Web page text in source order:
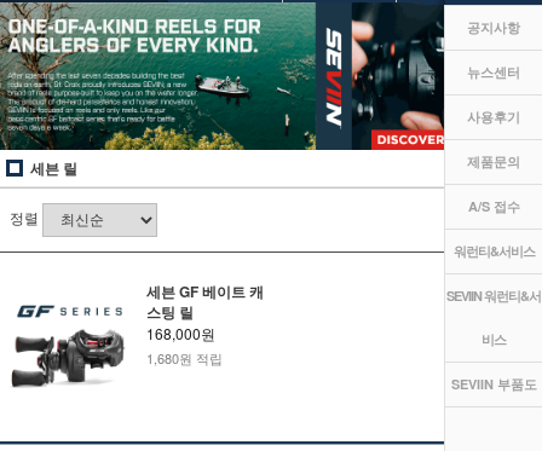
세븐 릴
정렬
세븐 GF 베이트 캐
스팅 릴
168,000원
1,680원 적립
공지사항
뉴스센터
사용후기
제품문의
A/S 접수
워런티&서비스
SEVIIN 워런티&서
비스
SEVIIN 부품도